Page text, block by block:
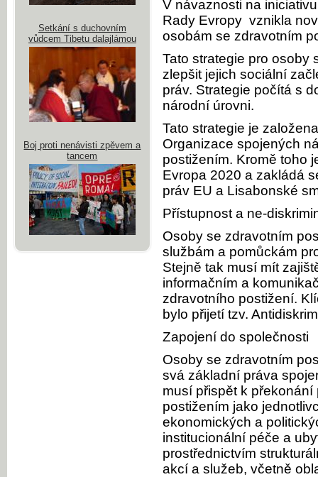
V návaznosti na
Rady Evropy vznikla
osobám se zdravotním
Tato strategie pro osoby
zlepšit jejich sociální
práv. Strategie počítá s
národní úrovni.
Tato strategie je
Organizace spojených
postižením. Kromě toho
Evropa 2020 a zakládá
práv EU a Lisabonské
Přístupnost a ne-
Osoby se zdravotním
službám a pomůckám
Stejně tak musí mít
informačním a
zdravotního postižení.
bylo přijetí tzv.
Zapojení do společnosti
Osoby se zdravotním
svá základní práva
musí přispět k
postižením jako
ekonomických a
institucionální péče a
prostřednictvím
akcí a služeb, včetně
Setkání s duchovním
vůdcem Tibetu dalajlámou
Boj proti nenávisti zpěvem a
tancem